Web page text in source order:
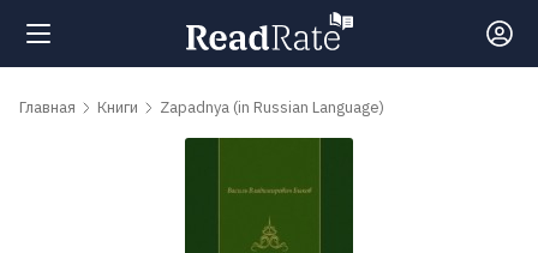
Поиск
Главная Книги Zapadnya (in Russian Language)